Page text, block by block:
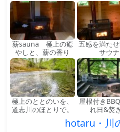
薪sauna 極上の癒
やしと、薪の香り
五感を満た
サウナ
極上のととのいを、
道志川のほとりで。
屋根付き
れ日&焚
hotaru・川